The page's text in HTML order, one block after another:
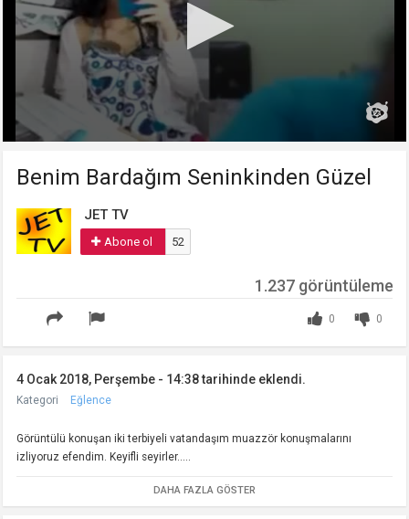
Benim Bardağım Seninkinden Güzel
JET TV
Abone ol 52
0
0
1.237 görüntüleme
4 Ocak 2018, Perşembe - 14:38 tarihinde eklendi.
Kategori Eğlence
Görüntülü konuşan iki terbiyeli vatandaşım muazzör konuşmalarını
izliyoruz efendim. Keyifli seyirler.....
DAHA FAZLA GÖSTER